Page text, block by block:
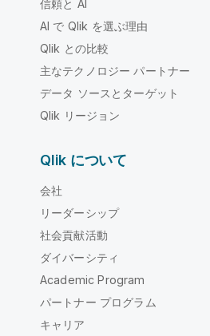
信頼と AI
AI で Qlik を選ぶ理由
Qlik との比較
主なテクノロジー パートナー
データ ソースとターゲット
Qlik リージョン
Qlik について
会社
リーダーシップ
社会貢献活動
ダイバーシティ
Academic Program
パートナー プログラム
キャリア